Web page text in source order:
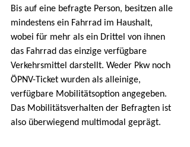
Bis auf eine befragte Person, besitzen alle
mindestens ein Fahrrad im Haushalt,
wobei für mehr als ein Drittel von ihnen
das Fahrrad das einzige verfügbare
Verkehrsmittel darstellt. Weder Pkw noch
ÖPNV-Ticket wurden als alleinige,
verfügbare Mobilitätsoption angegeben.
Das Mobilitätsverhalten der Befragten ist
also überwiegend multimodal geprägt.